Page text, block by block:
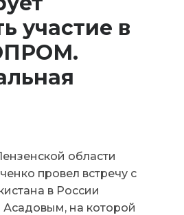
участие в
области
провел встречу с
в России
на которой